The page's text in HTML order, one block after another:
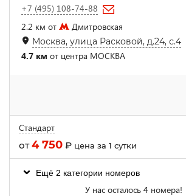
+7 (495) 108-74-88
2.2 км от
Дмитровская
Москва, улица Расковой, д.24, с.4
4.7 км от центра МОСКВА
Стандарт
от4 750 ₽ цена за 1 сутки
Ещё 2 категории номеров
У нас осталось 4 номера!